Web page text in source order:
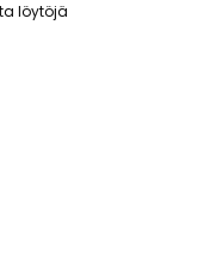
löytöjä